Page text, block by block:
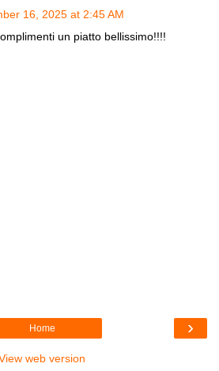
16, 2025 at 2:45 AM
un piatto bellissimo!!!!
›
Home
web version